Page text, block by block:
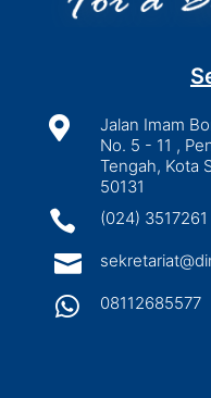

Jalan Imam
No. 5 - 11 ,
Tengah, Kota
50131
 (024) 3517261

 08112685577